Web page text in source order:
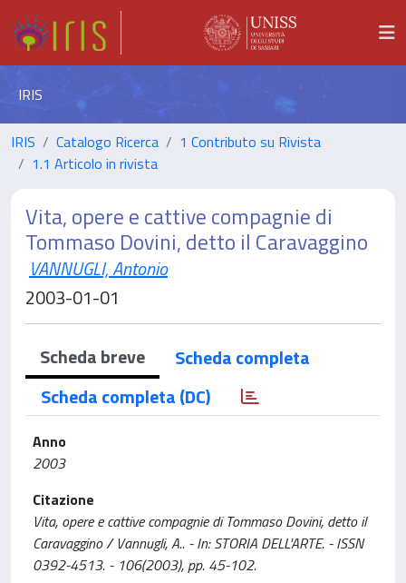
IRIS
IRIS Catalogo Ricerca
1 Contributo su Rivista
1.1 Articolo in rivista
Vita, opere e cattive compagnie di
Tommaso Dovini, detto il Caravaggino
VANNUGLI, Antonio
2003-01-01
Scheda breve
Scheda completa
Scheda completa (DC)
Anno
2003
Citazione
Vita, opere e cattive compagnie di Tommaso Dovini, detto il
Caravaggino / Vannugli, A.. - In: STORIA DELL'ARTE. - ISSN
0392-4513. - 106(2003), pp. 45-102.